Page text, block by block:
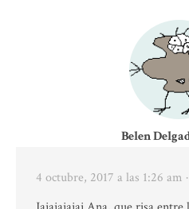
Belen
4 octubre, 2017 a las 1:26 am